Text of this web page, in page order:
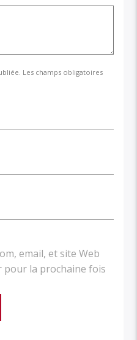
Les champs obligatoires
email, et site Web
pour la prochaine fois